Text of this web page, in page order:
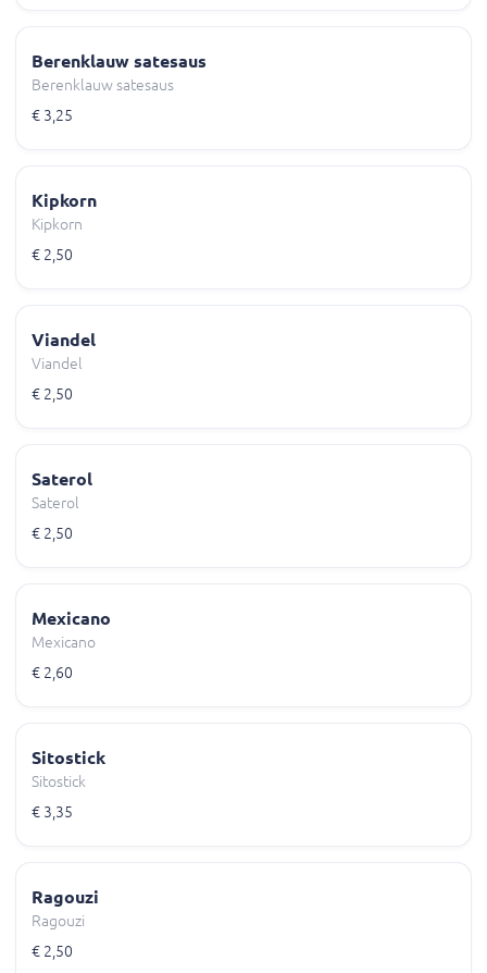
Berenklauw satesaus
Berenklauw satesaus
€ 3,25
Kipkorn
Kipkorn
€ 2,50
Viandel
Viandel
€ 2,50
Saterol
Saterol
€ 2,50
Mexicano
Mexicano
€ 2,60
Sitostick
Sitostick
€ 3,35
Ragouzi
Ragouzi
€ 2,50